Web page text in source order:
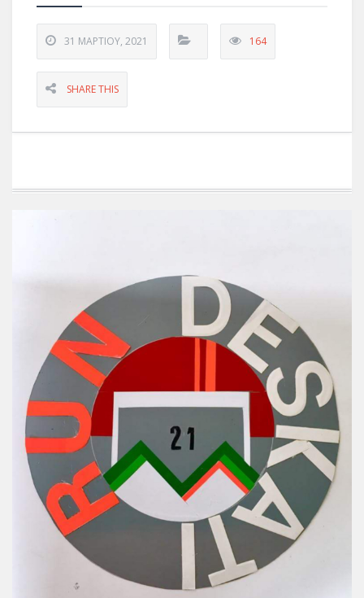
31 ΜΑΡΤΊΟΥ, 2021 164
SHARE THIS